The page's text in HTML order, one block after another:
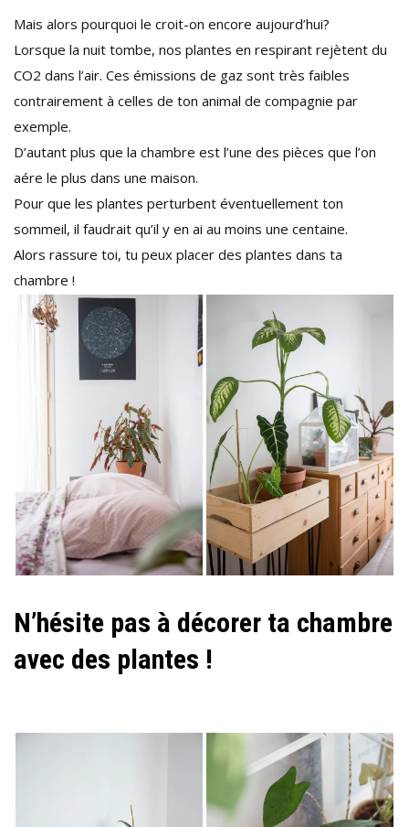
Mais alors pourquoi le croit-on encore aujourd’hui?
Lorsque la nuit tombe, nos plantes en respirant rejètent du
CO2 dans l’air. Ces émissions de gaz sont très faibles
contrairement à celles de ton animal de compagnie par
exemple.
D’autant plus que la chambre est l’une des pièces que l’on
aére le plus dans une maison.
Pour que les plantes perturbent éventuellement ton
sommeil, il faudrait qu’il y en ai au moins une centaine.
Alors rassure toi, tu peux placer des plantes dans ta
chambre !
N’hésite pas à décorer ta chambre
avec des plantes !